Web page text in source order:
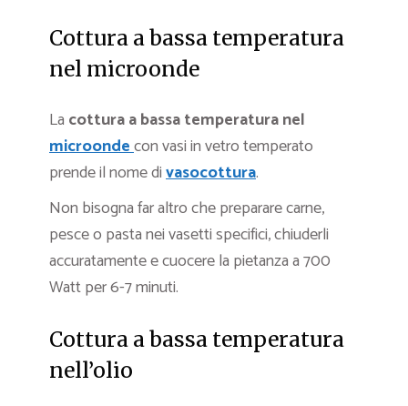
Cottura a bassa temperatura
nel microonde
La cottura a bassa temperatura nel
microondecon vasi in vetro temperato
prende il nome divasocottura.
Non bisogna far altro che preparare carne,
pesce o pasta nei vasetti specifici, chiuderli
accuratamente e cuocere la pietanza a 700
Watt per 6-7 minuti.
Cottura a bassa temperatura
nell’olio